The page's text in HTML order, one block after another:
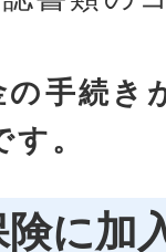
手続き
。
に加